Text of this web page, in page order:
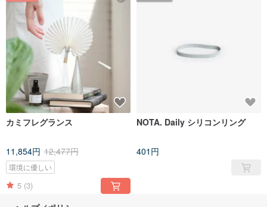
カミフレグランス
11,854円 12,477円
環境に優しい
5 (3)
NOTA. Daily シリコンリング
401円